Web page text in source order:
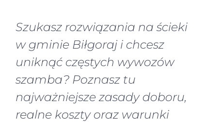
Szukasz rozwiązania na ścieki
w gminie Biłgoraj i chcesz
uniknąć częstych wywozów
szamba? Poznasz tu
najważniejsze zasady doboru,
realne koszty oraz warunki